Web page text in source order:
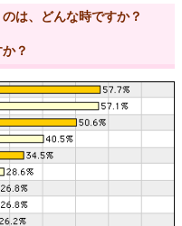
は、どんな時ですか？
？